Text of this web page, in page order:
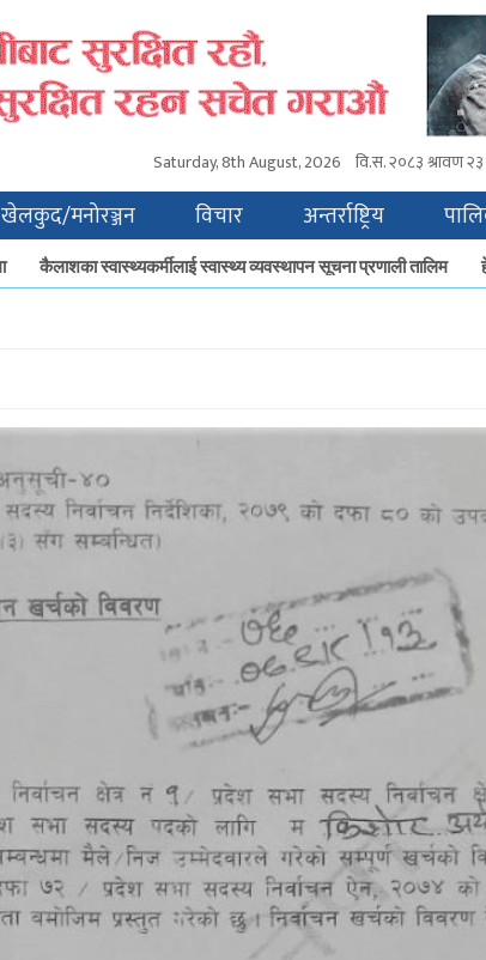
Saturday, 8th August, 2026 वि.स.२०८३ श्रावण
खेलकुद/मनोरञ्जन विचार अन्तर्राष्ट्रिय
कैलाशका स्वास्थ्यकर्मीलाई स्वास्थ्य व्यवस्थापन सूचना प्रणाली तालिम